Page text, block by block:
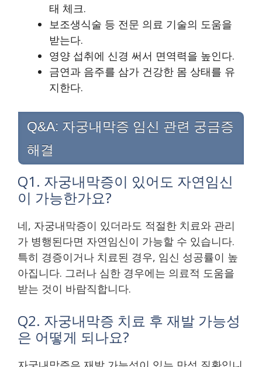
태 체크.
보조생식술 등 전문 의료 기술의 도움을
받는다.
영양 섭취에 신경 써서 면역력을 높인다.
금연과 음주를 삼가 건강한 몸 상태를 유
지한다.
Q&A: 자궁내막증 임신 관련 궁금증
해결
Q1. 자궁내막증이 있어도 자연임신
이 가능한가요?
네, 자궁내막증이 있더라도 적절한 치료와 관리
가 병행된다면 자연임신이 가능할 수 있습니다.
특히 경증이거나 치료된 경우, 임신 성공률이 높
아집니다. 그러나 심한 경우에는 의료적 도움을
받는 것이 바람직합니다.
Q2. 자궁내막증 치료 후 재발 가능성
은 어떻게 되나요?